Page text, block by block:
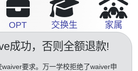
OPT 交换生 家属
成功，否则全额退款!
要求。万一学校拒绝了waiver申